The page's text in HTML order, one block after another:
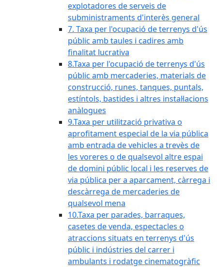
explotadores de serveis de
subministraments d'interès general
7. Taxa per l'ocupació de terrenys d'ús
públic amb taules i cadires amb
finalitat lucrativa
8.Taxa per l'ocupació de terrenys d'ús
públic amb mercaderies, materials de
construcció, runes, tanques, puntals,
estíntols, bastides i altres instal·lacions
anàlogues
9.Taxa per utilització privativa o
aprofitament especial de la via pública
amb entrada de vehicles a trevès de
les voreres o de qualsevol altre espai
de domini públic local i les reserves de
via pública per a aparcament, càrrega i
descàrrega de mercaderies de
qualsevol mena
10.Taxa per parades, barraques,
casetes de venda, espectacles o
atraccions situats en terrenys d'ús
públic i indústries del carrer i
ambulants i rodatge cinematogràfic